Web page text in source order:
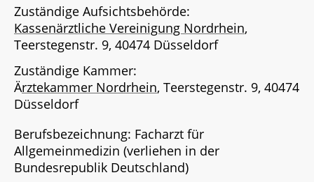
Zuständige Aufsichtsbehörde:
Kassenärztliche Vereinigung Nordrhein,
Teerstegenstr. 9, 40474 Düsseldorf
Zuständige Kammer:
Ärztekammer Nordrhein, Teerstegenstr. 9, 40474
Düsseldorf
Berufsbezeichnung: Facharzt für
Allgemeinmedizin (verliehen in der
Bundesrepublik Deutschland)